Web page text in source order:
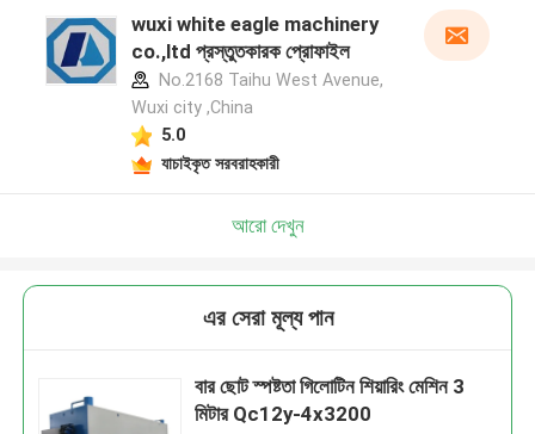
wuxi white eagle machinery
co.,ltd প্রস্তুতকারক প্রোফাইল
No.2168 Taihu West Avenue,
Wuxi city ,China
5.0
যাচাইকৃত সরবরাহকারী
আরো দেখুন
এর সেরা মূল্য পান
বার ছোট স্পষ্টতা গিলোটিন শিয়ারিং মেশিন 3
মিটার Qc12y-4x3200